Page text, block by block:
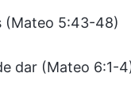
(Mateo 5:43-48)
dar (Mateo 6:1-